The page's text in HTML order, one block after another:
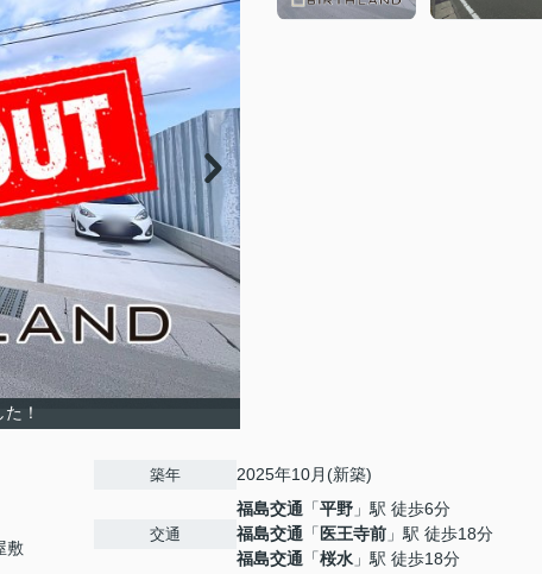
！
敷
築年 2025年10月(新築)
交通
福島交通 「平野 」駅 徒歩6分
福島交通 「 医王寺前 」駅 徒歩18分
福島交通 「桜水 」駅 徒歩18分